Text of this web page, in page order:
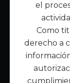
Enlaces de
Publicaciones
Noticias
Contáctanos
Política de
el
Como
derecho a